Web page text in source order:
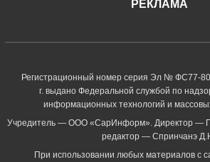
РЕКЛАМА
Регистрационный номер серия Эл № ФС77-
г. выдано Федеральной службой по
информационных технологий и
Учредитель — ООО «СарИнформ». Директор —
редактор — Спринчанэ
При использовании любых материалов с